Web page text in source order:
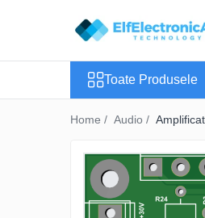
Instrumente de masura si control
Clesti Ampermetrici
Multimetre Digitale
Toate Produsele
Home / Audio /